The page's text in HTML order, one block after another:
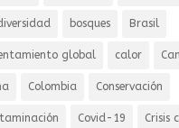
bosques Brasil
global calor
Colombia Conservación
Covid-19 Crisis